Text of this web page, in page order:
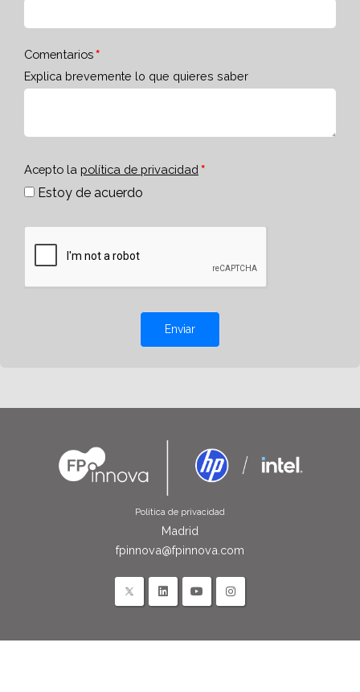
Comentarios
Explica brevemente lo que quieres saber
Acepto la política de privacidad
Estoy de acuerdo
Enviar
Política de privacidad
Madrid
fpinnova@fpinnova.com